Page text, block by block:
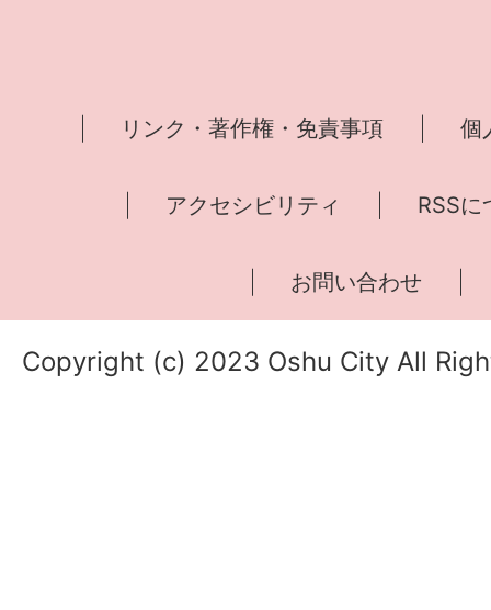
リンク・著作権・免責事項 個
アクセシビリティ RSSに
お問い合わせ
Copyright (c) 2023 Oshu City All